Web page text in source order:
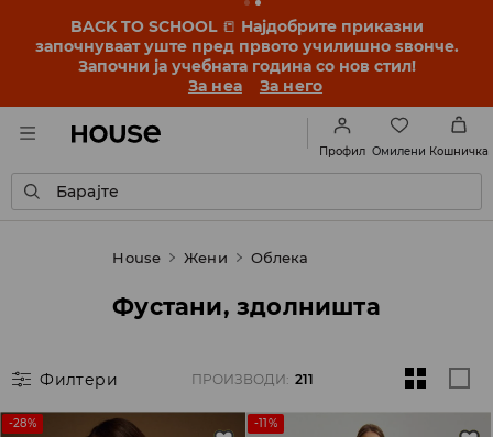
BACK TO SCHOOL 📒 Најдобрите приказни
започнуваат уште пред првото училишно ѕвонче.
Започни ја учебната година со нов стил!
За неа
За него
Профил Омилени Кошничка
Барајте
House Жени Облека
Фустани, здолништа
Филтери ПРОИЗВОДИ: 211
-28% -11%